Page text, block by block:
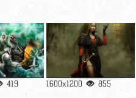
419 1600x1200 855